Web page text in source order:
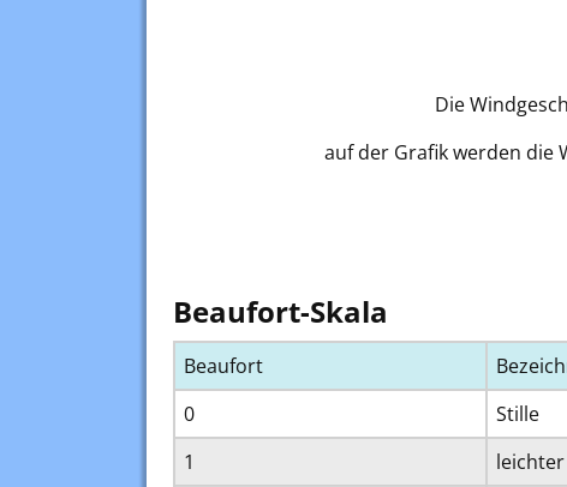
Die
auf der Grafik werden die
Beaufort-Skala
Beaufort
0
Stille
1